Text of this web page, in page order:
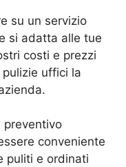
su un servizio
si adatta alle tue
costi e prezzi
uffici la
preventivo
conveniente
puliti e ordinati